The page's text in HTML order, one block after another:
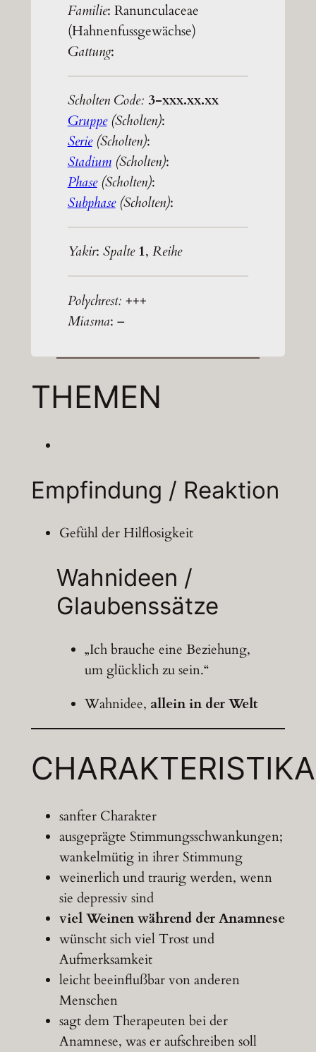
Familie: Ranunculaceae
(Hahnenfussgewächse)
Gattung:
Scholten Code: 3-xxx.xx.xx
Gruppe(Scholten):
Serie(Scholten):
Stadium(Scholten):
Phase(Scholten):
Subphase (Scholten):
Yakir: Spalte 1, Reihe
Polychrest: +++
Miasma: –
THEMEN
Empfindung / Reaktion
Gefühl der Hilflosigkeit
Wahnideen /
Glaubenssätze
„Ich brauche eine Beziehung,
um glücklich zu sein.“
Wahnidee, allein in der Welt
CHARAKTERISTIKA
sanfter Charakter
ausgeprägte Stimmungsschwankungen;
wankelmütig in ihrer Stimmung
weinerlich und traurig werden, wenn
sie depressiv sind
viel Weinen während der Anamnese
wünscht sich viel Trost und
Aufmerksamkeit
leicht beeinflußbar von anderen
Menschen
sagt dem Therapeuten bei der
Anamnese, was er aufschreiben soll